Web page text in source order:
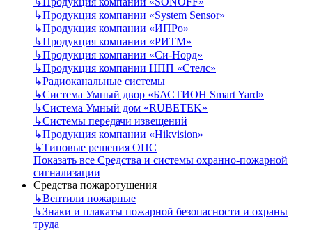
↳Продукция компании «System Sensor»
↳Продукция компании «ИПРо»
↳Продукция компании «РИТМ»
↳Продукция компании «Си-Норд»
↳Продукция компании НПП «Стелс»
↳Радиоканальные системы
↳Система Умный двор «БАСТИОН Smart Yard»
↳Система Умный дом «RUBETEK»
↳Системы передачи извещений
↳Продукция компании «Hikvision»
↳Типовые решения ОПС
Показать все Средства и системы охранно-пожарной
сигнализации
Средства пожаротушения
↳Вентили пожарные
↳Знаки и плакаты пожарной безопасности и охраны
труда